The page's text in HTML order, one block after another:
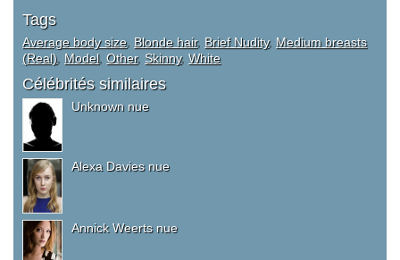
Tags
Average body size, Blonde hair, Brief Nudity, Medium breasts
(Real) Model, Other, Skinny, White
Célébrités similaires
Unknown nue
Alexa Davies nue
Annick Weerts nue